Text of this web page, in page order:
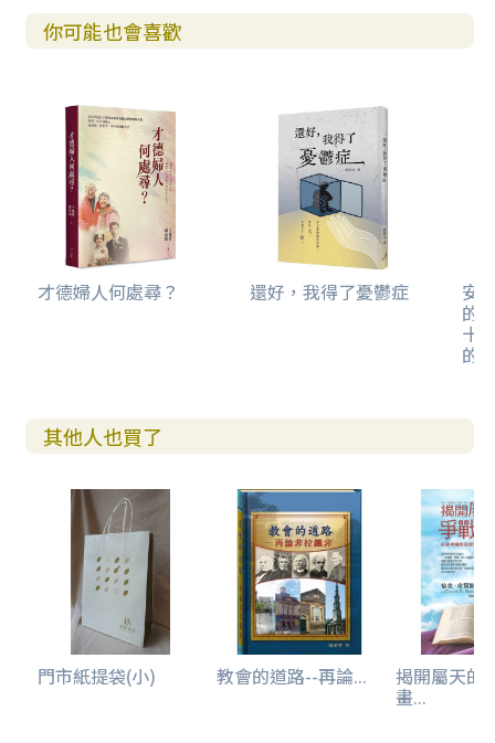
你可能也會喜歡
才德婦人何處尋？ 還好，我得了憂鬱症 安
的
十
的
其他人也買了
門市紙提袋(小) 教會的道路--再論... 揭開屬天的
畫...